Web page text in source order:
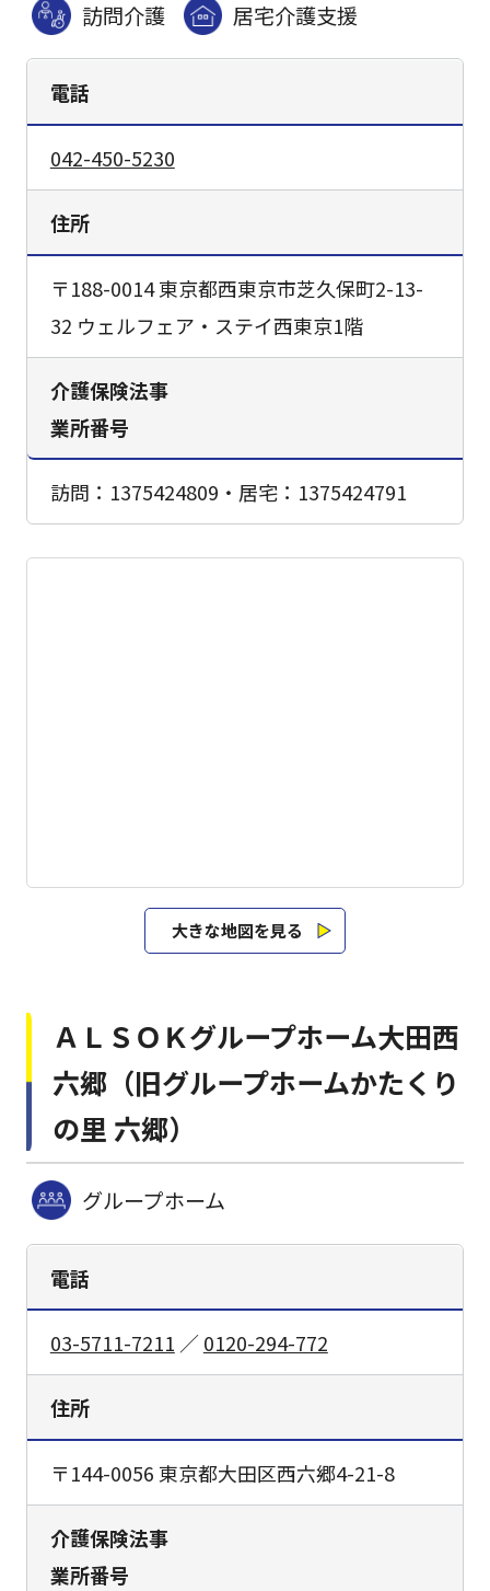
訪問介護 居宅介護支援
電話
042-450-5230
住所
〒188-0014 東京都西東京市芝久保町2-13-
32 ウェルフェア・ステイ西東京1階
介護保険法事
業所番号
訪問：1375424809・居宅：1375424791
大きな地図を見る
ＡＬＳＯＫグループホーム大田西
六郷（旧グループホームかたくり
の里 六郷）
グループホーム
電話
03-5711-7211 ／ 0120-294-772
住所
〒144-0056 東京都大田区西六郷4-21-8
介護保険法事
業所番号